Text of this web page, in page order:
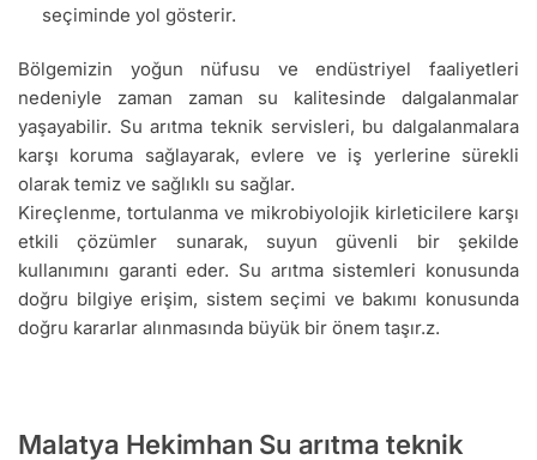
seçiminde yol gösterir.
Bölgemizin yoğun nüfusu ve endüstriyel faaliyetleri
nedeniyle zaman zaman su kalitesinde dalgalanmalar
yaşayabilir. Su arıtma teknik servisleri, bu dalgalanmalara
karşı koruma sağlayarak, evlere ve iş yerlerine sürekli
olarak temiz ve sağlıklı su sağlar.
Kireçlenme, tortulanma ve mikrobiyolojik kirleticilere karşı
etkili çözümler sunarak, suyun güvenli bir şekilde
kullanımını garanti eder. Su arıtma sistemleri konusunda
doğru bilgiye erişim, sistem seçimi ve bakımı konusunda
doğru kararlar alınmasında büyük bir önem taşır.z.
Malatya Hekimhan Su arıtma teknik